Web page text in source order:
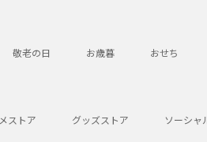
敬老の日 お歳暮 おせち
ストア グッズストア ソーシャ